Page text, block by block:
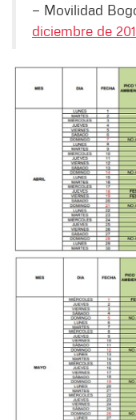
— Movilidad
diciembre de